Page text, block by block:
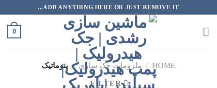
به
محتوا
ADD ANYTHING HERE OR JUST REMOVE IT...
0
HOME
/ ملزومات جک سازی / پنوماتیک
FILTER